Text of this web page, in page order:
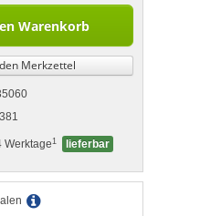
Warenkorb
Merkzettel
Werktage1 lieferbar